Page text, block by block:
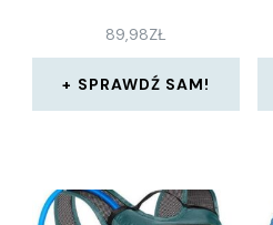
89,98ZŁ
SPRAWDŹ SAM!